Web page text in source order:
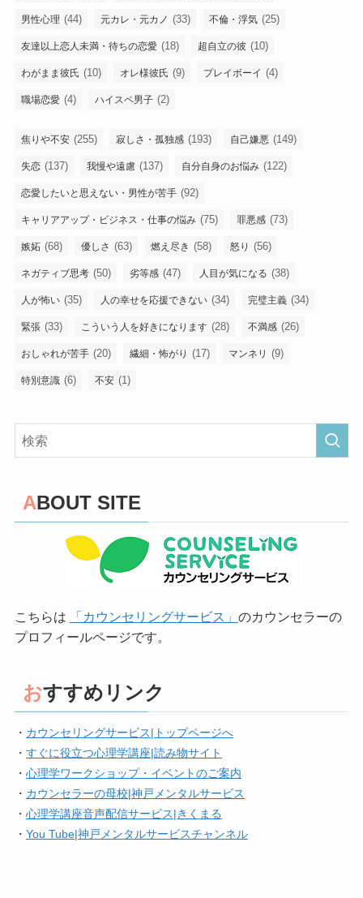
男性心理 (44) 元カレ・元カノ (33) 不倫・浮気 (25)
友達以上恋人未満・待ちの恋愛 (18) 超自立の彼 (10)
わがまま彼氏 (10) オレ様彼氏 (9) プレイボーイ (4)
職場恋愛 (4) ハイスペ男子 (2)
焦りや不安 (255) 寂しさ・孤独感 (193) 自己嫌悪 (149)
失恋 (137) 我慢や遠慮 (137) 自分自身のお悩み (122)
恋愛したいと思えない・男性が苦手 (92)
キャリアアップ・ビジネス・仕事の悩み (75) 罪悪感 (73)
嫉妬 (68) 優しさ (63) 燃え尽き (58) 怒り (56)
ネガティブ思考 (50) 劣等感 (47) 人目が気になる (38)
人が怖い (35) 人の幸せを応援できない (34) 完璧主義 (34)
緊張 (33) こういう人を好きになります (28) 不満感 (26)
おしゃれが苦手 (20) 繊細・怖がり (17) マンネリ (9)
特別意識 (6) 不安 (1)
ABOUT SITE
こちらは 「カウンセリングサービス」 のカウンセラーの
プロフィールページです。
おすすめリンク
・ カウンセリングサービス|トップページへ
・ すぐに役立つ心理学講座|読み物サイト
・ 心理学ワークショップ・イベントのご案内
・ カウンセラーの母校|神戸メンタルサービス
・ 心理学講座音声配信サービス|きくまる
・ You Tube|神戸メンタルサービスチャンネル